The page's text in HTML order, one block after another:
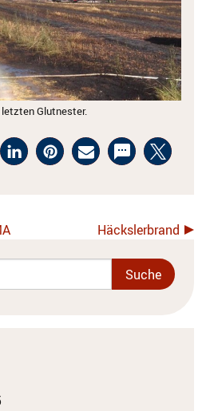
Glutnester.
Häckslerbrand